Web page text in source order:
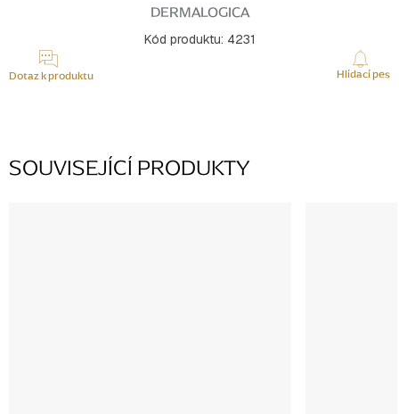
DERMALOGICA
Kód produktu: 4231
Dotaz k produktu Hlídací pes
SOUVISEJÍCÍ PRODUKTY